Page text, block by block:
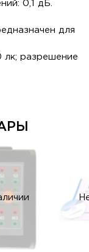
0,1 дБ.
для
лк; разрешение